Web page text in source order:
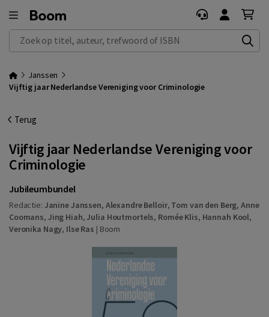
Zoek op titel, auteur, trefwoord of ISBN
Janssen
Vijftig jaar Nederlandse Vereniging voor Criminologie
Terug
Vijftig jaar Nederlandse Vereniging voor
Criminologie
Jubileumbundel
Redactie: Janine Janssen, Alexandre Belloir, Tom van den Berg,Anne
Coomans, Jing Hiah,Julia Houtmortels, Romée Klis, Hannah Kool,
Veronika Nagy, Ilse Ras | Boom